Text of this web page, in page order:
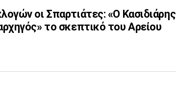
οι Σπαρτιάτες: «Ο Κασιδιάρης
το σκεπτικό του Αρείου